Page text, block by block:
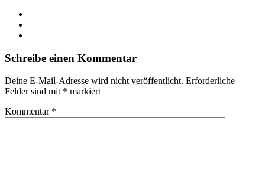
Schreibe einen Kommentar
Deine E-Mail-Adresse wird nicht veröffentlicht. Erforderliche
Felder sind mit * markiert
Kommentar *